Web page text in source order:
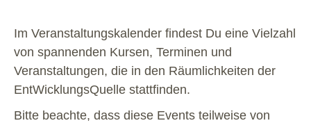
Im Veranstaltungskalender findest Du eine Vielzahl
von spannenden Kursen, Terminen und
Veranstaltungen, die in den Räumlichkeiten der
EntWicklungsQuelle stattfinden.
Bitte beachte, dass diese Events teilweise von